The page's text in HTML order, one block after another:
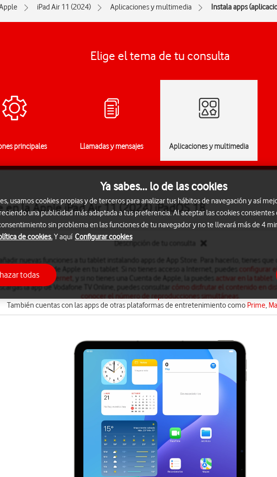
iPad Air 11 (2024) Aplicaciones y multimedia Instala apps
Elige el tema de tu consulta
principales Llamadas y mensajes Aplicaciones y multimedia
la Apple iPad Air 11 (2024) iPadOS 18
Descripción de tu consulta
añadir nuevas funciones a tu tablet instalando apps de App Store. Para hacerlo, tienes que
y de una Cuenta de Apple en tu tablet. Si no tienes acceso a Internet, puedes
configurar
Internet , y si no tienes una Cuenta de Apple, la puedes activar en la tablet
la app de Vodafone TV Online, puedes consultar
cómo disfrutar el contenido en
conocer el número de reproducciones simultáneas
También cuentas con las apps de otras plataformas de entretenimiento como Prime,
Ya sabes... lo de las cookies
usamos cookies propias y de terceros para analizar tus hábitos de navegación y así
una publicidad más adaptada a tus preferencia. Al aceptar las cookies consientes
sin problema en las funciones de tu navegador y no te llevará más de 4
de cookies.Y aquí Configurar cookies
todas